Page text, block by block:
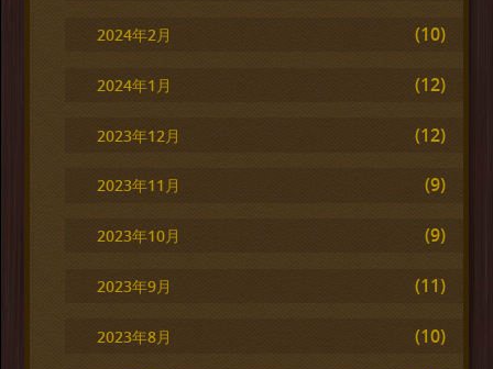
2024年2月 (10)
2024年1月 (12)
2023年12月 (12)
2023年11月 (9)
2023年10月 (9)
2023年9月 (11)
2023年8月 (10)